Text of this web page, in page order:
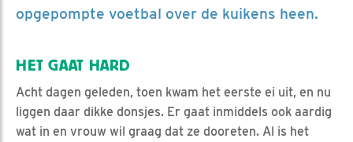
opgepompte voetbal over de kuikens heen.
HET GAAT HARD
Acht dagen geleden, toen kwam het eerste ei uit, en nu
liggen daar dikke donsjes. Er gaat inmiddels ook aardig
wat in en vrouw wil graag dat ze dooreten. Al is het